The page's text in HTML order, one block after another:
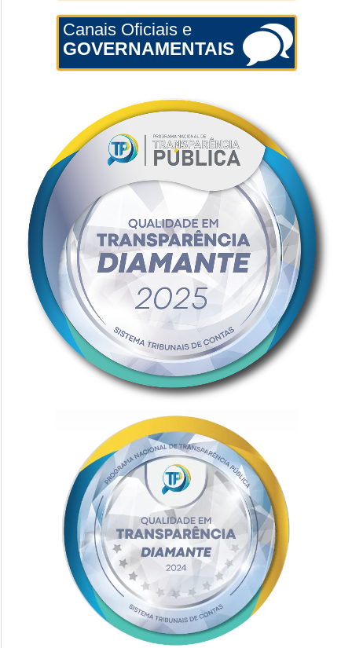
Canais Oficiais e
GOVERNAMENTAIS